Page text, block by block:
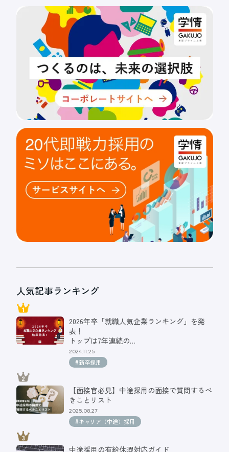
人気記事ランキング
2026年卒「就職人気企業ランキング」を発
表！
トップは7年連続の…
2024.11.25
#新卒採用
【面接官必見】中途採用の面接で質問するべ
きことリスト
2025.08.27
#キャリア（中途）採用
中途採用の有給休暇対応ガイド